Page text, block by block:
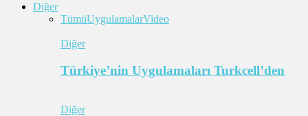
Diğer
TümüUygulamalarVideo
Diğer
Türkiye’nin Uygulamaları Turkcell’den
Diğer